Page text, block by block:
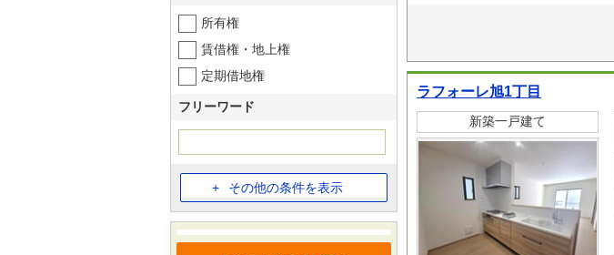
ラフォーレ旭1丁目
新築一戸建て
所有権
賃借権・地上権
定期借地権
フリーワード
その他の条件を表示